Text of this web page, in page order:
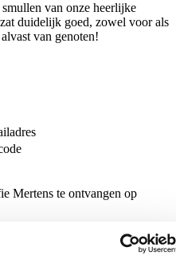
van onze heerlijke
duidelijk goed, zowel voor als
van genoten!
Mertens te ontvangen op